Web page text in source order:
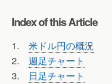
Index of this Article
1. 米ドル円の概況
2. 週足チャート
3. 日足チャート